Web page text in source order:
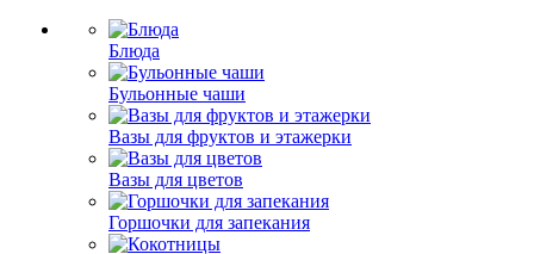
Блюда
Бульонные чаши
Вазы для фруктов и этажерки
Вазы для цветов
Горшочки для запекания